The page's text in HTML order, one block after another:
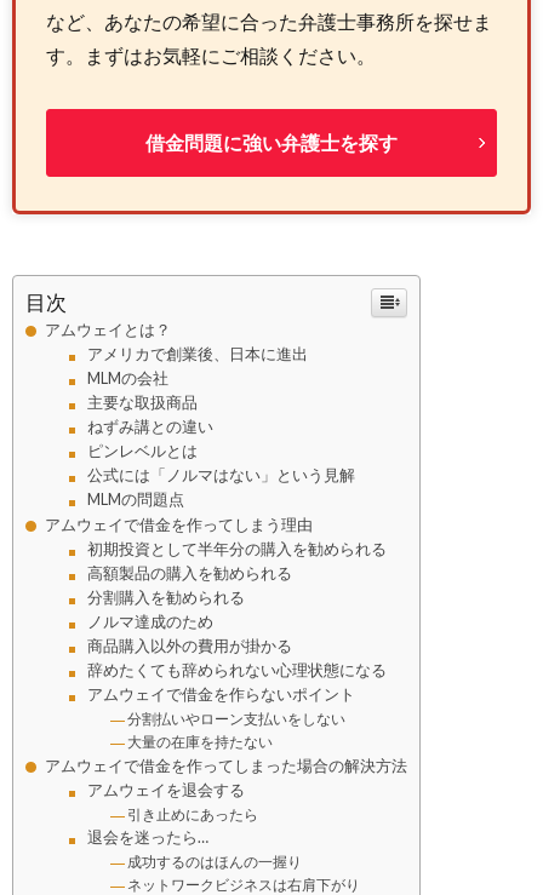
など、あなたの希望に合った弁護士事務所を探せま
す。まずはお気軽にご相談ください。
借金問題に強い弁護士を探す
目次
アムウェイとは？
アメリカで創業後、日本に進出
MLMの会社
主要な取扱商品
ねずみ講との違い
ピンレベルとは
公式には「ノルマはない」という見解
MLMの問題点
アムウェイで借金を作ってしまう理由
初期投資として半年分の購入を勧められる
高額製品の購入を勧められる
分割購入を勧められる
ノルマ達成のため
商品購入以外の費用が掛かる
辞めたくても辞められない心理状態になる
アムウェイで借金を作らないポイント
分割払いやローン支払いをしない
大量の在庫を持たない
アムウェイで借金を作ってしまった場合の解決方法
アムウェイを退会する
引き止めにあったら
退会を迷ったら…
成功するのはほんの一握り
ネットワークビジネスは右肩下がり